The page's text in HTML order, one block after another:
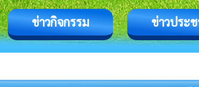
ข่าวกิจกรรม ข่าวประ